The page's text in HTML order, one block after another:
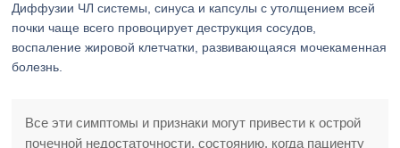
Диффузии ЧЛ системы, синуса и капсулы с утолщением всей
почки чаще всего провоцирует деструкция сосудов,
воспаление жировой клетчатки, развивающаяся мочекаменная
болезнь.
Все эти симптомы и признаки могут привести к острой
почечной недостаточности, состоянию, когда пациенту